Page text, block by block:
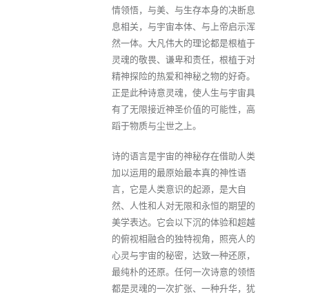
情领悟，与美、与生存本身的决断息
息相关，与宇宙本体、与上帝启示浑
然一体。大凡伟大的理论都是根植于
灵魂的敬畏、谦卑和责任，根植于对
精神探险的热爱和神秘之物的好奇。
正是此种诗意灵魂，使人生与宇宙具
有了无限接近神圣价值的可能性，高
蹈于物质与尘世之上。
诗的语言是宇宙的神秘存在借助人类
加以运用的最原始最本真的神性语
言，它是人类意识的起源，是大自
然、人性和人对无限和永恒的期望的
美学表达。它会以下沉的体验和超越
的俯视相融合的独特视角，照亮人的
心灵与宇宙的秘密，达致一种还原，
最纯朴的还原。任何一次诗意的领悟
都是灵魂的一次扩张、一种升华，犹